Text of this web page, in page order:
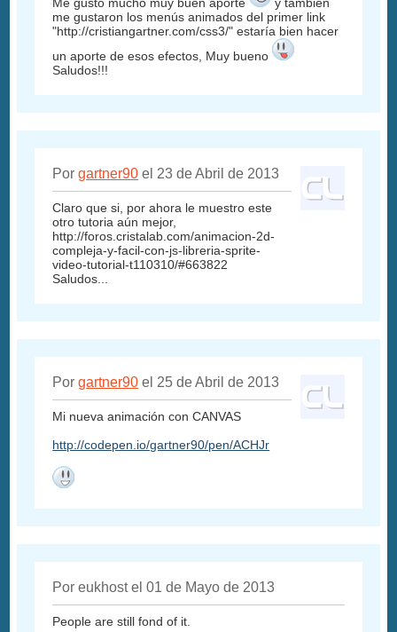
me gustaron los menús animados del primer link
"http://cristiangartner.com/css3/" estaría bien hacer
un aporte de esos efectos, Muy bueno
Saludos!!!
Porgartner90 el 23 de Abril de 2013
Claro que si, por ahora le muestro este
otro tutoria aún mejor,
http://foros.cristalab.com/animacion-2d-
compleja-y-facil-con-js-libreria-sprite-
video-tutorial-t110310/#663822
Saludos...
Porgartner90 el 25 de Abril de 2013
Mi nueva animación con CANVAS
http://codepen.io/gartner90/pen/ACHJr
Por eukhost el 01 de Mayo de 2013
People are still fond of it.